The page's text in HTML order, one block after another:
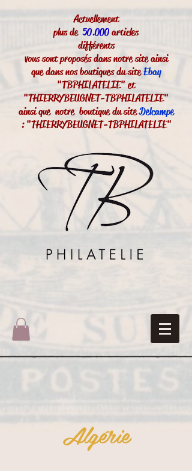
Actuellement
plus de50.000articles
différents
vous sont proposés dans notre site ainsi
que dans nos boutiques du siteEbay
"TBPHILATELIE" et
"THIERRYBEUGNET-TBPHILATELIE"
ainsi que notre boutique du siteDelcampe
: "THIERRYBEUGNET-TBPHILATELIE"
Algérie